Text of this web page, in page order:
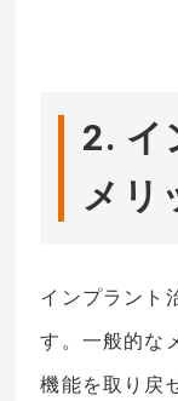
2. イ
メリ
インプラント
す。一般的な
機能を取り戻